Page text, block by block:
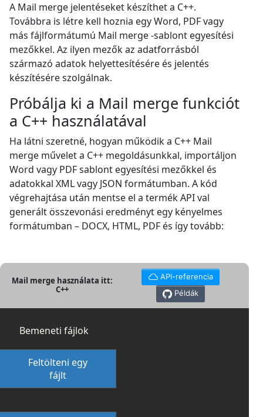
A Mail merge jelentéseket készíthet a C++.
Továbbra is létre kell hoznia egy Word, PDF vagy
más fájlformátumú Mail merge -sablont egyesítési
mezőkkel. Az ilyen mezők az adatforrásból
származó adatok helyettesítésére és jelentés
készítésére szolgálnak.
Próbálja ki a Mail merge funkciót
a C++ használatával
Ha látni szeretné, hogyan működik a C++ Mail
merge művelet a C++ megoldásunkkal, importáljon
Word vagy PDF sablont egyesítési mezőkkel és
adatokkal XML vagy JSON formátumban. A kód
végrehajtása után mentse el a termék API val
generált összevonási eredményt egy kényelmes
formátumban – DOCX, HTML, PDF és így tovább:
Mail merge használata itt:
C++
API-referencia
Példák
Bemeneti fájlok
Feltölteni egy
fájlt